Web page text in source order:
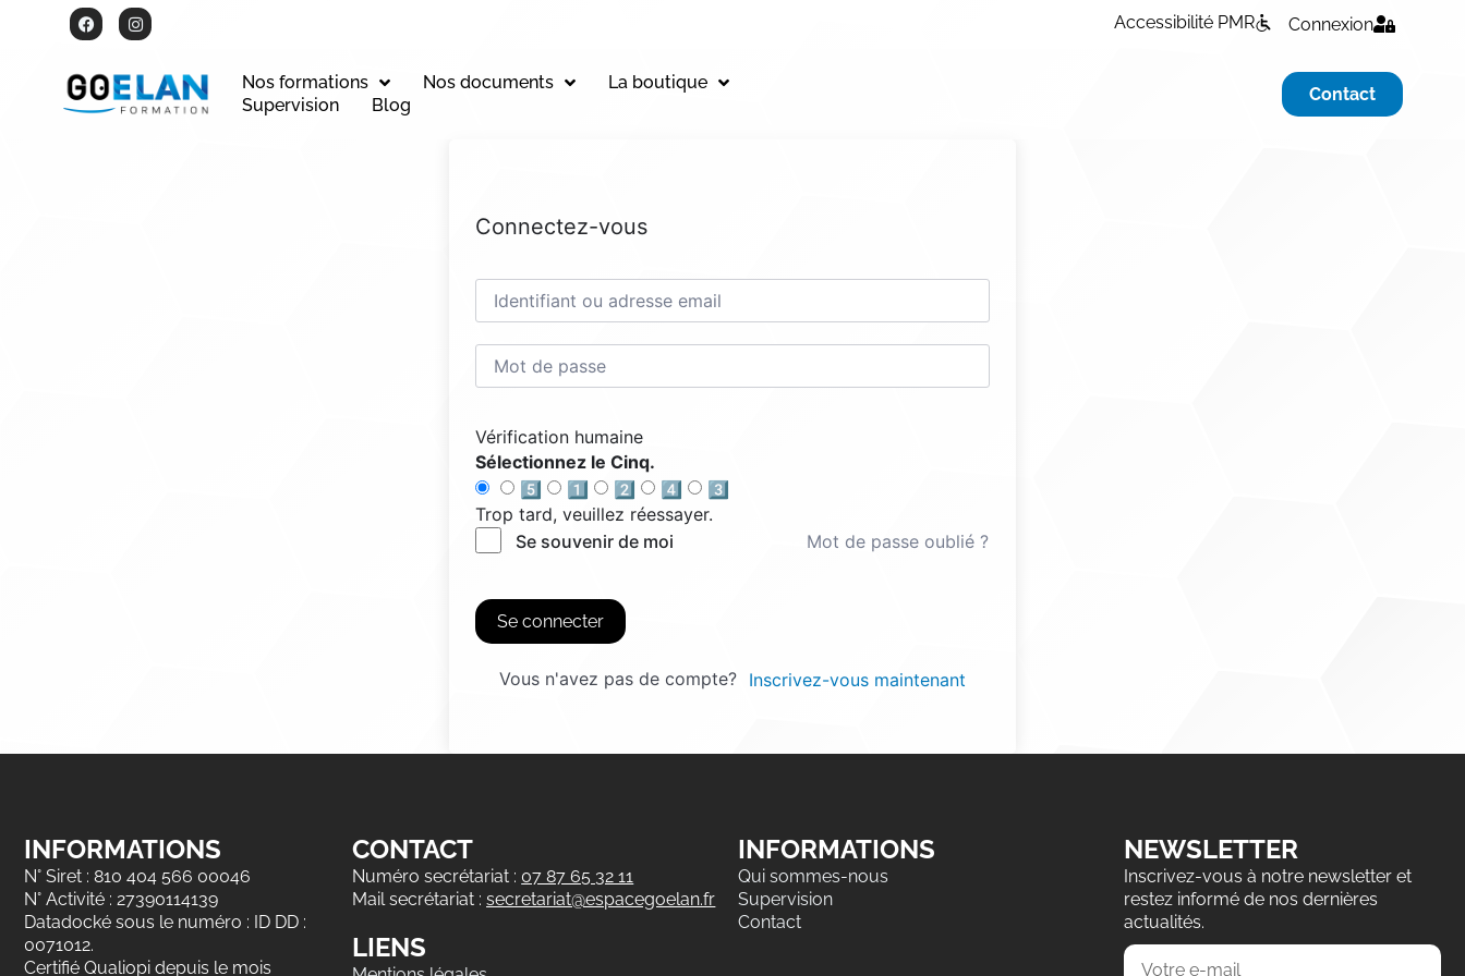
Accessibilité PMR Connexion
Nos formations Nos documents
La boutique
Supervision
Blog
Contact
Connectez-vous
Vérification humaine
Sélectionnez le Cinq.
5️⃣
1️⃣ 2️⃣ 4️⃣
3️⃣
Trop tard, veuillez réessayer.
Se souvenir de moi
Mot de passe oublié ?
Se connecter
Vous n'avez pas de compte? Inscrivez-vous maintenant
INFORMATIONS
N° Siret : 810 404 566 00046
N° Activité : 27390114139
Datadocké sous le numéro : ID DD :
0071012.
Certifié Qualiopi depuis le mois
CONTACT
Numéro secrétariat : 07 87 65 32 11
Mail secrétariat :secretariat@espacegoelan.fr
LIENS
INFORMATIONS
Qui sommes-nous
Supervision
Contact
NEWSLETTER
Inscrivez-vous à notre newsletter et
restez informé de nos dernières
actualités.